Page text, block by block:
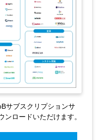
サブスクリプションサ
ロードいただけます。